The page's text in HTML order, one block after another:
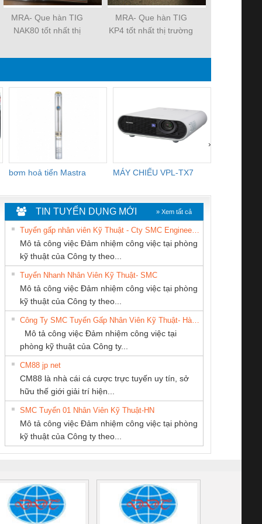
MRA- Que hàn TIG
NAK80 tốt nhất thị
MRA- Que hàn TIG
KP4 tốt nhất thị trường
bơm hoả tiển Mastra MÁY CHIẾU VPL-TX7
›
An Toàn
Contact
– PSR-
SCP-
FSP/2X1/1X2
sát chuỗi
tấm pin
16I+
(2502520000)
Bộ giám sát chuỗi
tấm pin
TRANSCLINIC 16I+
1K5 L (2433950000)
Bộ giám sát dòng
TRANSCLINIC 16I+
(2008130000)
điện TRANSCLINIC
BKE 1K5.4
(7791400879)2. Giá
Nẹp nhôm chống
trơn Đà Nẵng
TY CỔ
TỰ ĐỘNG
HƯNG
Công ty TNHH
Thương Mại SX
Ba Miền
CÔNG TY TNHH
DỊCH VỤ XNK
PHƯƠNG NAM
TY TNHH
MARINE
TM-DV DAI DONG
THANH
THƯƠNG MẠI
GIA HƯNG PHÁT
TIN TUYỂN DỤNG MỚI » Xem tất cả
Mô tả công việc Đảm nhiệm công việc tại phòng
kỹ thuật của Công ty theo...
Tuyển Nhanh Nhân Viên Kỹ Thuật- SMC
Mô tả công việc Đảm nhiệm công việc tại phòng
kỹ thuật của Công ty theo...
Mô tả công việc Đảm nhiệm công việc tại
phòng kỹ thuật của Công ty...
CM88 jp net
CM88 là nhà cái cá cược trực tuyến uy tín, sở
hữu thế giới giải trí hiện...
SMC Tuyển 01 Nhân Viên Kỹ Thuật-HN
Mô tả công việc Đảm nhiệm công việc tại phòng
kỹ thuật của Công ty theo...